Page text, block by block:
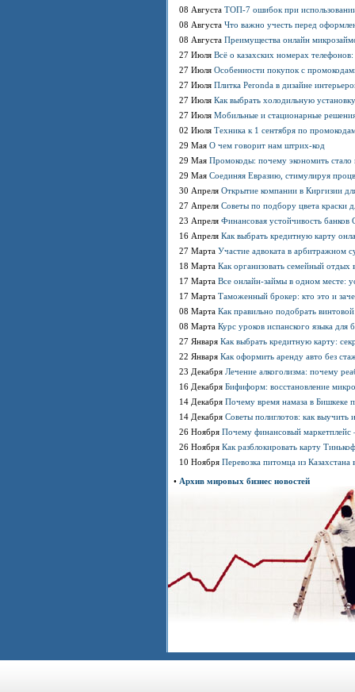
08 Августа ТОП-7 ошибок при
08 Августа Что важно учесть перед
08 Августа Преимущества онлайн
27 Июля Всё о казахских номерах
27 Июля Особенности покупок с
27 Июля Плитка Peronda в дизайне
27 Июля Как выбрать холодильную
27 Июля Мобильные и стационарные
02 Июля Техника к 1 сентября по
29 Мая О чем говорит нам штрих-код
29 Мая Промокоды: почему экономить
29 Мая Соединяя Евразию, стимулируя
30 Апреля Открытие компании в Киргизии
27 Апреля Советы по подбору цвета краски
23 Апреля Финансовая устойчивость
16 Апреля Как выбрать кредитную карту
27 Марта Участие адвоката в арбитражном
18 Марта Как организовать семейный отдых
17 Марта Все онлайн-займы в одном месте:
17 Марта Таможенный брокер: кто это и
08 Марта Как правильно подобрать
08 Марта Курс уроков испанского языка для
27 Января Как выбрать кредитную карту:
22 Января Как оформить аренду авто без
23 Декабря Лечение алкоголизма: почему
16 Декабря Бифиформ: восстановление
14 Декабря Почему время намаза в Бишкеке
14 Декабря Советы полиглотов: как выучить
26 Ноября Почему финансовый маркетплейс
26 Ноября Как разблокировать карту
10 Ноября Перевозка питомца из
• Архив мировых бизнес новостей